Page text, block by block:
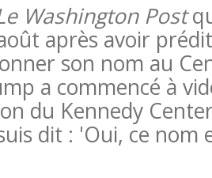
Washington Post
après avoir
son nom au
a commencé à
du Kennedy
dit : 'Oui, ce nom